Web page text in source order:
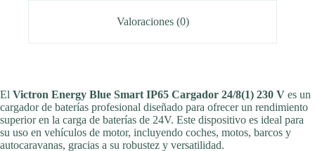
Valoraciones (0)
El Victron Energy Blue Smart IP65 Cargador 24/8(1) 230 V es un
cargador de baterías profesional diseñado para ofrecer un rendimiento
superior en la carga de baterías de 24V. Este dispositivo es ideal para
su uso en vehículos de motor, incluyendo coches, motos, barcos y
autocaravanas, gracias a su robustez y versatilidad.